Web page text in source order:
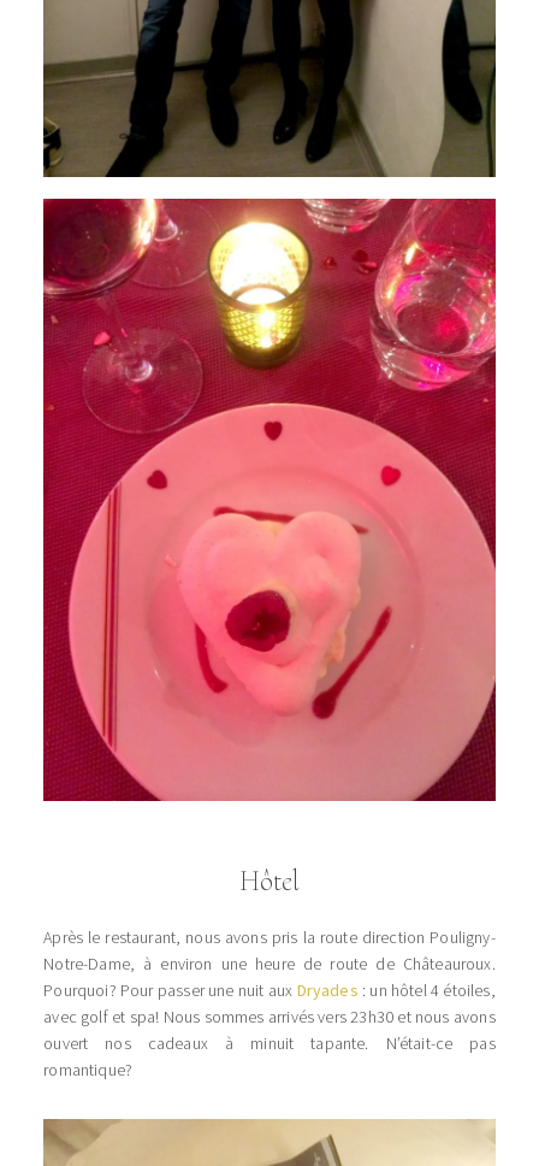
Hôtel
Après le restaurant, nous avons pris la route direction Pouligny-
Notre-Dame, à environ une heure de route de Châteauroux.
Pourquoi? Pour passer une nuit aux Dryades : un hôtel 4 étoiles,
avec golf et spa! Nous sommes arrivés vers 23h30 et nous avons
ouvert nos cadeaux à minuit tapante. N’était-ce pas
romantique?